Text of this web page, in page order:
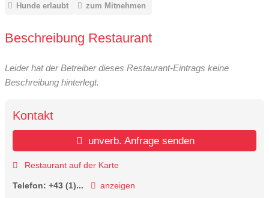
Hunde erlaubt
zum Mitnehmen
Beschreibung Restaurant
Leider hat der Betreiber dieses Restaurant-Eintrags keine
Beschreibung hinterlegt.
Kontakt
unverb. Anfrage senden
Restaurant auf der Karte
Telefon: +43 (1)... anzeigen